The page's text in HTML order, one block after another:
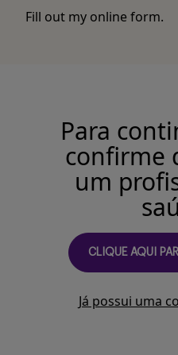
Fill out my online form.
Para
confirme
um
CLIQUE AQUI
Já possui uma